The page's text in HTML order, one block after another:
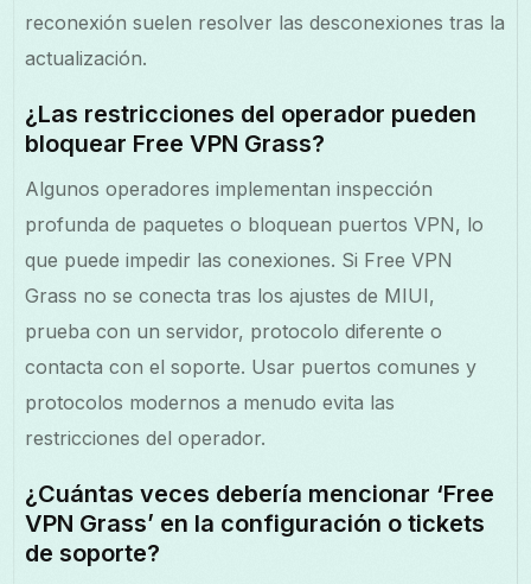
reconexión suelen resolver las desconexiones tras la
actualización.
¿Las restricciones del operador pueden
bloquear Free VPN Grass?
Algunos operadores implementan inspección
profunda de paquetes o bloquean puertos VPN, lo
que puede impedir las conexiones. Si Free VPN
Grass no se conecta tras los ajustes de MIUI,
prueba con un servidor, protocolo diferente o
contacta con el soporte. Usar puertos comunes y
protocolos modernos a menudo evita las
restricciones del operador.
¿Cuántas veces debería mencionar ‘Free
VPN Grass’ en la configuración o tickets
de soporte?